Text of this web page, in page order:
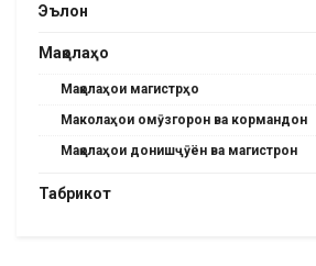
Эълон
Мақолаҳо
Мақолаҳои магистрҳо
Маколаҳои омӯзгорон ва кормандон
Мақолаҳои донишҷӯён ва магистрон
Табрикот